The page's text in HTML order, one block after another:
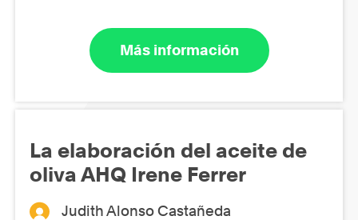
Más información
La elaboración del aceite de
oliva AHQ Irene Ferrer
Judith Alonso Castañeda